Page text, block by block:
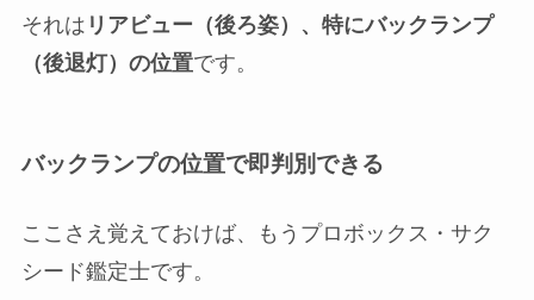
それは リアビュー（後ろ姿）、特にバックランプ
（後退灯）の位置です。
バックランプの位置で即判別できる
ここさえ覚えておけば、もうプロボックス・サク
シード鑑定士です。